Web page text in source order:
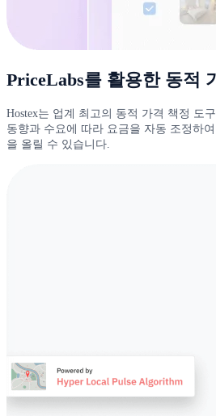
PriceLabs를 활용한 동적
Hostex는 업계 최고의 동적 가격 책정 도
동향과 수요에 따라 요금을 자동 조정하
을 올릴 수 있습니다.